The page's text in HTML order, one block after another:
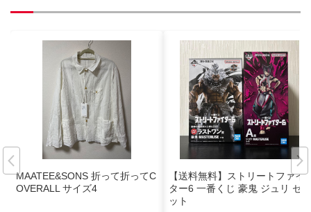
MAATEE&SONS 折って折ってC
OVERALL サイズ4
【送料無料】ストリートファイ
ター6 一番くじ 豪鬼 ジュリ セ
ット